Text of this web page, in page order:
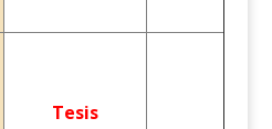
Tesis